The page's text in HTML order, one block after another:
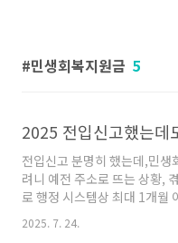
민생회복지원금 5
전입신고 분명히 했는데,민생
려니 예전 주소로 뜨는 상황,
로 행정 시스템상 최대 1개월
인식될 수 있습니다.이런 문제,
요?왜 주소가 안 바뀌는 걸까?
2025. 7. 24.